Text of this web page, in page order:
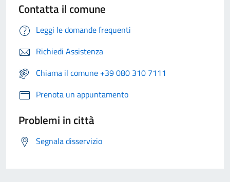
Contatta il comune
Leggi le domande frequenti
Richiedi Assistenza
Chiama il comune +39 080 310 7111
Prenota un appuntamento
Problemi in città
Segnala disservizio